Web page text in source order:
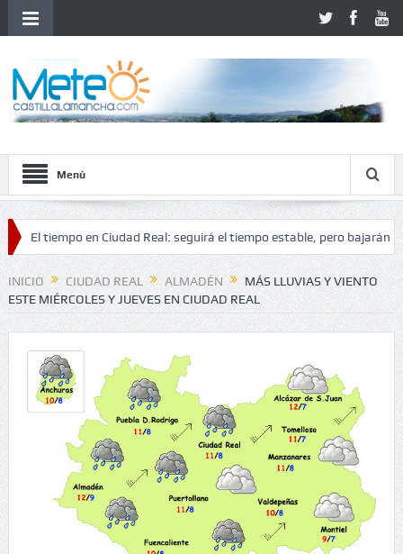
Menú
en Ciudad Real: seguirá el tiempo estable, pero bajarán las
INICIO CIUDAD REAL ALMADÉN
MÁS LLUVIAS Y VIENTO
ESTE MIÉRCOLES Y JUEVES EN CIUDAD REAL